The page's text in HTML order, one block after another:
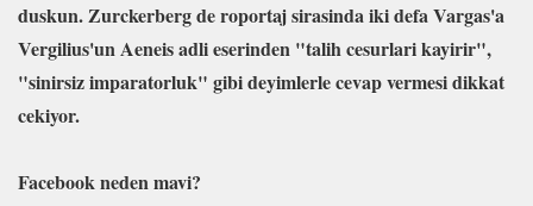
duskun. Zurckerberg de roportaj sirasinda iki defa Vargas'a
Vergilius'un Aeneis adli eserinden "talih cesurlari kayirir",
"sinirsiz imparatorluk" gibi deyimlerle cevap vermesi dikkat
cekiyor.
Facebook neden mavi?
saatte kapınızda
Programa Başlıyor
Seçim Anketi